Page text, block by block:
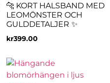
🐆 KORT HALSBAND MED
LEOMÖNSTER OCH
GULDDETALJER ✨
kr399.00